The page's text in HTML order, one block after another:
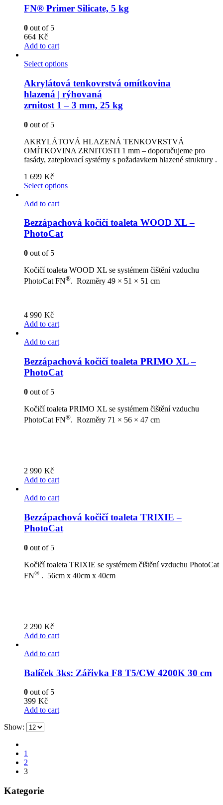
FN® Primer Silicate, 5 kg
0 out of 5
664 Kč
Add to cart
Select options
Akrylátová tenkovrstvá omítkovina
hlazená | rýhovaná
zrnitost 1 – 3 mm, 25 kg
0 out of 5
AKRYLÁTOVÁ HLAZENÁ TENKOVRSTVÁ
OMÍTKOVINA ZRNITOSTI 1 mm – doporučujeme pro
fasády, zateplovací systémy s požadavkem hlazené struktury .
1 699 Kč
Select options
Add to cart
Bezzápachová kočičí toaleta WOOD XL –
PhotoCat
0 out of 5
Kočičí toaleta WOOD XL se systémem čištění vzduchu
PhotoCat FN®. Rozměry 49 × 51 × 51 cm
4 990 Kč
Add to cart
Add to cart
Bezzápachová kočičí toaleta PRIMO XL –
PhotoCat
0 out of 5
Kočičí toaleta PRIMO XL se systémem čištění vzduchu
PhotoCat FN®. Rozměry 71 × 56 × 47 cm
2 990 Kč
Add to cart
Add to cart
Bezzápachová kočičí toaleta TRIXIE –
PhotoCat
0 out of 5
Kočičí toaleta TRIXIE se systémem čištění vzduchu PhotoCat
FN® . 56cm x 40cm x 40cm
2 290 Kč
Add to cart
Add to cart
Balíček 3ks: Zářivka F8 T5/CW 4200K 30 cm
0 out of 5
399 Kč
Add to cart
Show:
1
2
3
Kategorie